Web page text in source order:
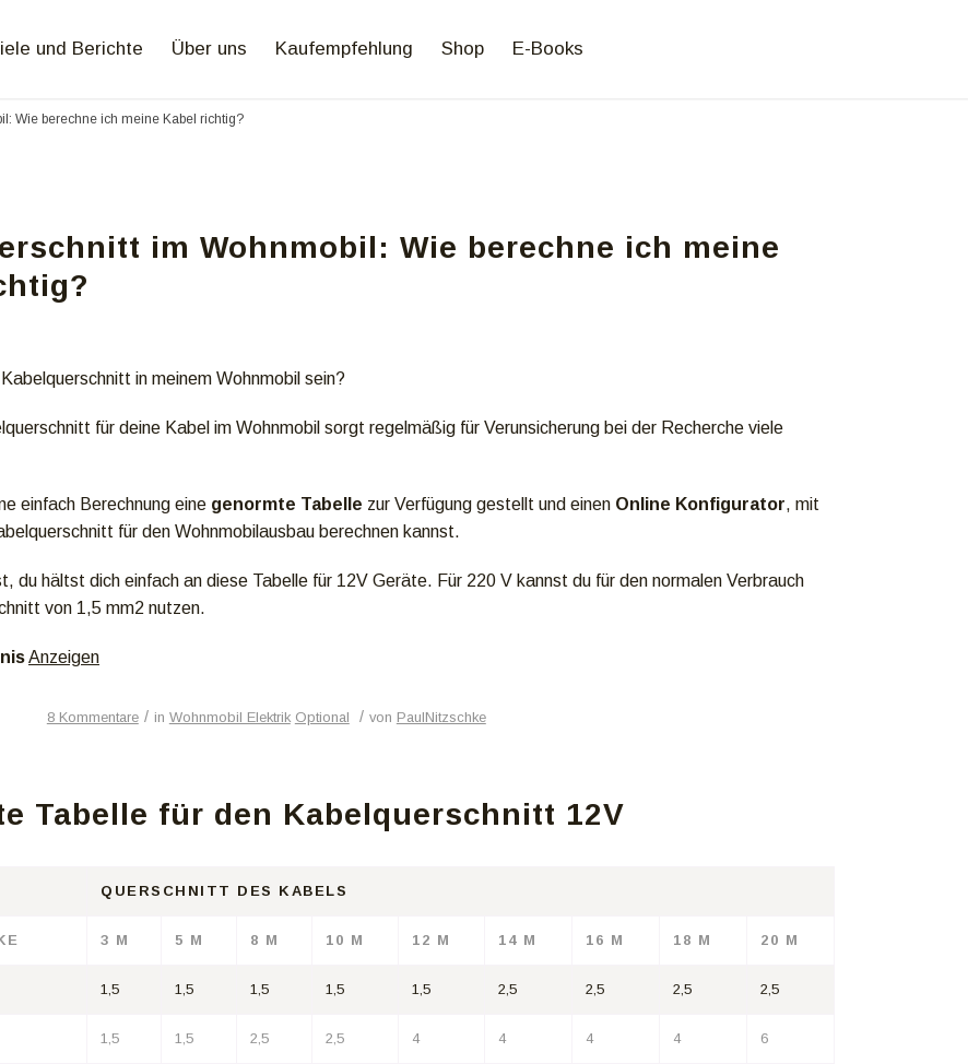
und Berichte Über uns Kaufempfehlung Shop E-Books
Wie berechne ich meine Kabel richtig?
im Wohnmobil: Wie berechne ich meine
in meinem Wohnmobil sein?
für deine Kabel im Wohnmobil sorgt regelmäßig für Verunsicherung bei der Recherche viele
einfach Berechnung eine genormte Tabelle zur Verfügung gestellt und einen Online Konfigurator, mit
für den Wohnmobilausbau berechnen kannst.
du hältst dich einfach an diese Tabelle für 12V Geräte. Für 220 V kannst du für den normalen Verbrauch
von 1,5 mm2 nutzen.
Anzeigen
8 Kommentare / in Wohnmobil Elektrik Optional / von PaulNitzschke
Tabelle für den Kabelquerschnitt 12V
QUERSCHNITT DES KABELS
3 M 5 M 8 M 10 M 12 M 14 M 16 M 18 M 20 M
1,5 1,5 1,5 1,5 1,5 2,5 2,5 2,5 2,5
1,5 1,5 2,5 2,5 4 4 4 4 6